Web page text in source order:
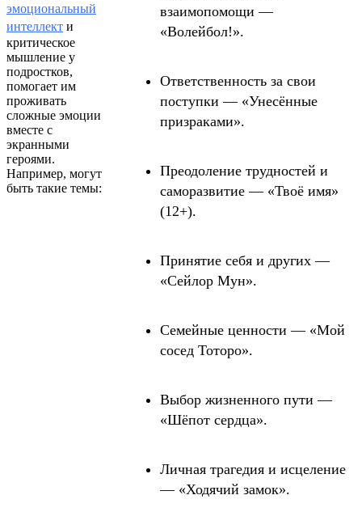
эмоциональный
интеллект и
критическое
мышление у
подростков,
помогает им
проживать
сложные эмоции
вместе с
экранными
героями.
Например, могут
быть такие темы:
взаимопомощи —
«Волейбол!».
Ответственность за свои
поступки — «Унесённые
призраками».
Преодоление трудностей и
саморазвитие — «Твоё имя»
(12+).
Принятие себя и других —
«Сейлор Мун».
Семейные ценности — «Мой
сосед Тоторо».
Выбор жизненного пути —
«Шёпот сердца».
Личная трагедия и исцеление
— «Ходячий замок».